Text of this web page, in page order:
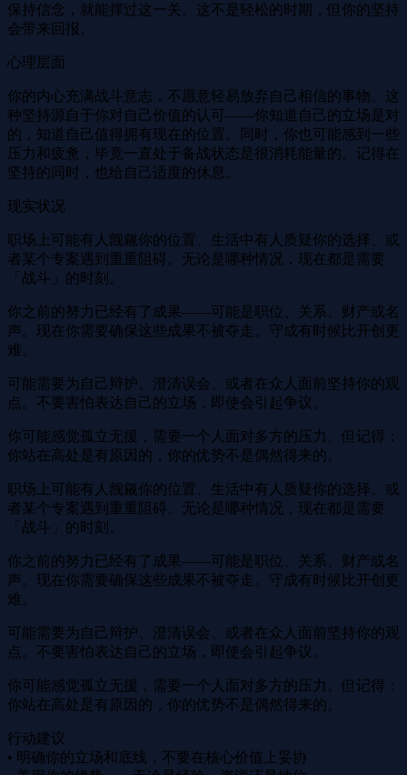
保持信念，就能撑过这一关。这不是轻松的时期，但你的坚持
会带来回报。
心理层面
你的内心充满战斗意志，不愿意轻易放弃自己相信的事物。这
种坚持源自于你对自己价值的认可——你知道自己的立场是对
的，知道自己值得拥有现在的位置。同时，你也可能感到一些
压力和疲惫，毕竟一直处于备战状态是很消耗能量的。记得在
坚持的同时，也给自己适度的休息。
现实状况
职场上可能有人觊觎你的位置、生活中有人质疑你的选择、或
者某个专案遇到重重阻碍。无论是哪种情况，现在都是需要
「战斗」的时刻。
你之前的努力已经有了成果——可能是职位、关系、财产或名
声。现在你需要确保这些成果不被夺走。守成有时候比开创更
难。
可能需要为自己辩护、澄清误会、或者在众人面前坚持你的观
点。不要害怕表达自己的立场，即使会引起争议。
你可能感觉孤立无援，需要一个人面对多方的压力。但记得：
你站在高处是有原因的，你的优势不是偶然得来的。
职场上可能有人觊觎你的位置、生活中有人质疑你的选择、或
者某个专案遇到重重阻碍。无论是哪种情况，现在都是需要
「战斗」的时刻。
你之前的努力已经有了成果——可能是职位、关系、财产或名
声。现在你需要确保这些成果不被夺走。守成有时候比开创更
难。
可能需要为自己辩护、澄清误会、或者在众人面前坚持你的观
点。不要害怕表达自己的立场，即使会引起争议。
你可能感觉孤立无援，需要一个人面对多方的压力。但记得：
你站在高处是有原因的，你的优势不是偶然得来的。
行动建议
• 明确你的立场和底线，不要在核心价值上妥协